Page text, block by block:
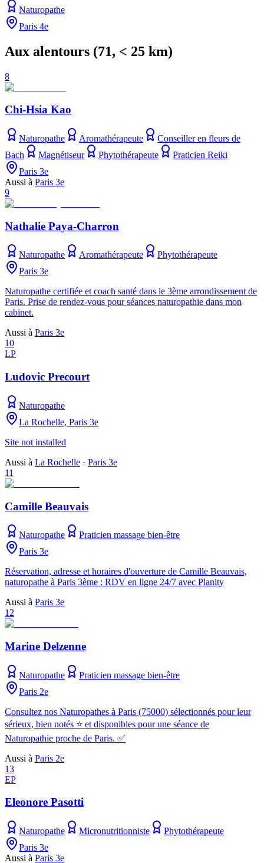
Naturopathe
Paris 4e
Aux alentours (71, < 25 km)
8
Chi-Hsia Kao
Naturopathe Aromathérapeute
Conseiller en fleurs de
Bach
Magnétiseur Phytothérapeute
Praticien Reiki
Paris 3e
Aussi à Paris 3e
9
Nathalie Paya-Charron
Naturopathe Aromathérapeute
Phytothérapeute
Paris 3e
Naturopathe certifiée et coach santé dans le 3ème arrondissement de
Paris. Prise de rendez-vous pour séances naturopathie dans mon
cabinet.
Aussi à Paris 3e
10
LP
Ludovic Precourt
Naturopathe
La Rochelle, Paris 3e
Site not installed
Aussi à La Rochelle · Paris 3e
11
Camille Beauvais
Naturopathe
Praticien massage bien-être
Paris 3e
Réservation, adresse et horaires d'ouverture de Camille Beauvais,
naturopathe à Paris 3ème : RDV en ligne 24/7 avec Planity
Aussi à Paris 3e
12
Marine Delzenne
Naturopathe
Praticien massage bien-être
Paris 2e
Consultez nos Naturopathes à Paris (75000) sélectionnés pour leur
sérieux, bien notés ⭐ et disponibles pour une séance de
Naturopathie proche de Paris. ✅
Aussi à Paris 2e
13
EP
Eleonore Pasotti
Naturopathe Micronutritionniste
Phytothérapeute
Paris 3e
Aussi à Paris 3e